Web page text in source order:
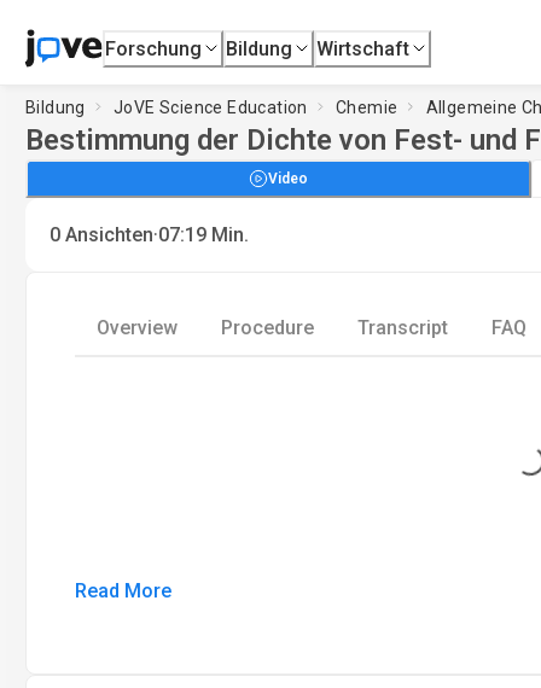
Forschung Bildung Wirtschaft
Bildung JoVE Science Education Chemie Allgemeine
Bestimmung der Dichte von Fest- und
Video
0 Ansichten·07:19 Min.
Overview Procedure Transcript FAQ
Loading...
Read More